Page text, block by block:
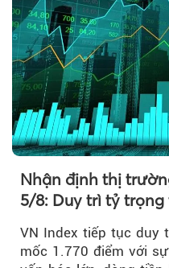
Nhận định thị
5/8: Duy trì tỷ
VN Index tiếp tục duy
mốc 1.770 điểm với